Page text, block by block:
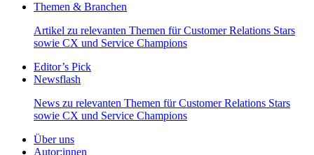
Themen & Branchen
Artikel zu relevanten Themen für Customer Relations Stars
sowie CX und Service Champions
Editor’s Pick
Newsflash
News zu relevanten Themen für Customer Relations Stars
sowie CX und Service Champions
Über uns
Autor:innen